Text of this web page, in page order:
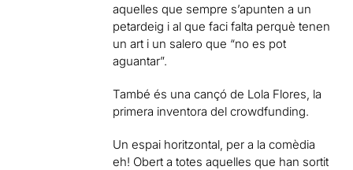
aquelles que sempre s’apunten a un
petardeig i al que faci falta perquè tenen
un art i un salero que “no es pot
aguantar”.
També és una cançó de Lola Flores, la
primera inventora del crowdfunding.
Un espai horitzontal, per a la comèdia
eh! Obert a totes aquelles que han sortit